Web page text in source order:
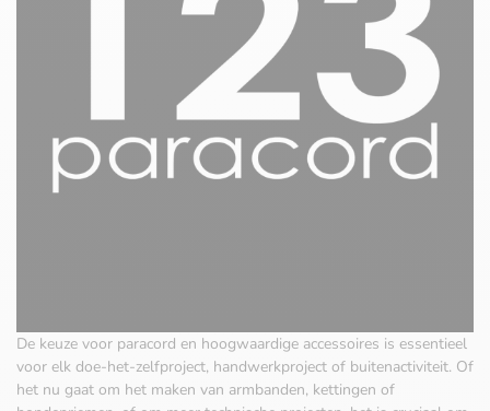
De keuze voor paracord en hoogwaardige accessoires is essentieel
voor elk doe-het-zelfproject, handwerkproject of buitenactiviteit. Of
het nu gaat om het maken van armbanden, kettingen of